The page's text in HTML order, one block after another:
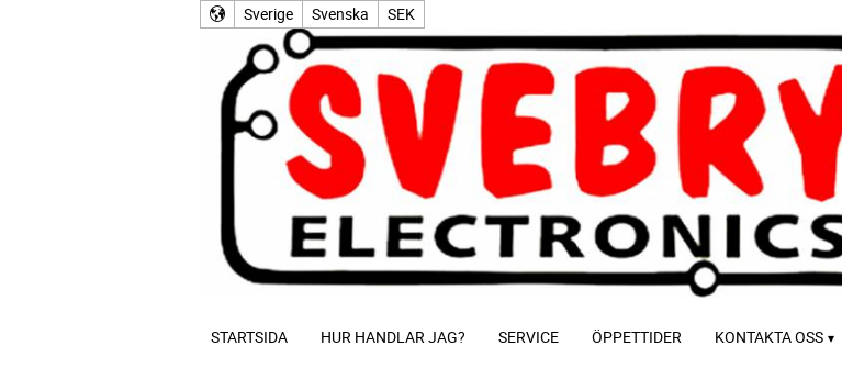
Sverige Svenska SEK
STARTSIDA HUR HANDLAR JAG? SERVICE ÖPPETTIDER KONTAKTA OSS